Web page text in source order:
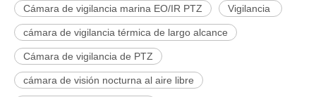
Cámara de vigilancia marina EO/IR PTZ Vigilancia
cámara de vigilancia térmica de largo alcance
Cámara de vigilancia de PTZ
cámara de visión nocturna al aire libre